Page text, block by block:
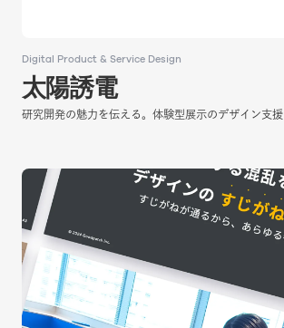
Digital Product & Service Design
太陽誘電
研究開発の魅力を伝える。体験型展示のデザイン支援
Digital Product & Service Design
太陽誘電
研究開発の魅力を伝える。体験型展示のデザイン支援